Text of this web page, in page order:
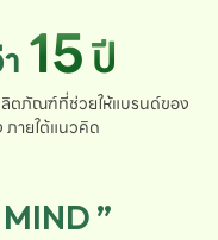
15ปี
ภัณฑ์ที่ช่วยให้แบรนด์ของ
ภายใต้แนวคิด
”